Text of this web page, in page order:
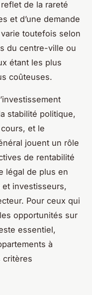
de la rareté
et d’une demande
toutefois selon
du centre-ville ou
étant les plus
coûteuses.
stabilité politique,
et le
jouent un rôle
de rentabilité
légal de plus en
investisseurs,
Pour ceux qui
opportunités sur
essentiel,
à
critères